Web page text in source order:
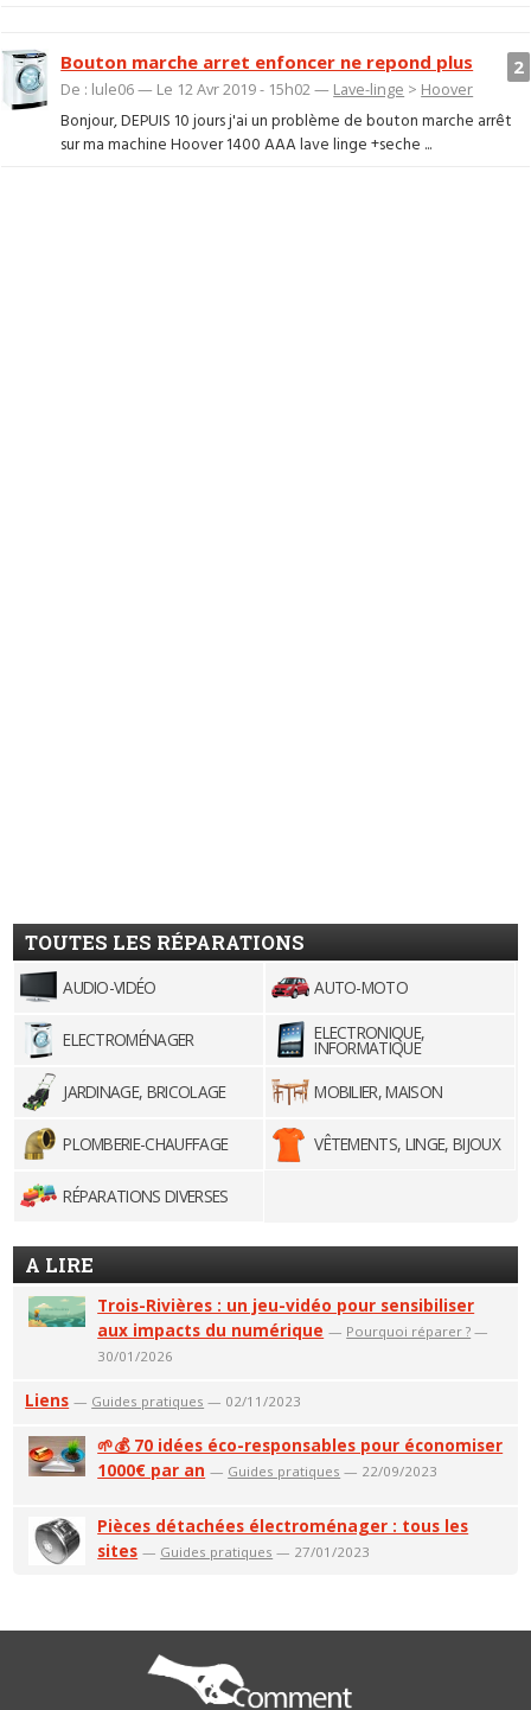
2
Bouton marche arret enfoncer ne repond plus
De : lule06 — Le 12 Avr 2019 - 15h02 — Lave-linge > Hoover
Bonjour, DEPUIS 10 jours j'ai un problème de bouton marche arrêt
sur ma machine Hoover 1400 AAA lave linge +seche ...
TOUTES LES RÉPARATIONS
AUDIO-VIDÉO AUTO-MOTO
ELECTROMÉNAGER ELECTRONIQUE,
INFORMATIQUE
JARDINAGE, BRICOLAGE
MOBILIER, MAISON
PLOMBERIE-CHAUFFAGE VÊTEMENTS, LINGE, BIJOUX
RÉPARATIONS DIVERSES
A LIRE
Trois-Rivières : un jeu-vidéo pour sensibiliser
aux impacts du numérique — Pourquoi réparer ? —
30/01/2026
Liens — Guides pratiques — 02/11/2023
🌱💰 70 idées éco-responsables pour économiser
1000€ par an — Guides pratiques — 22/09/2023
Pièces détachées électroménager : tous les
sites — Guides pratiques — 27/01/2023